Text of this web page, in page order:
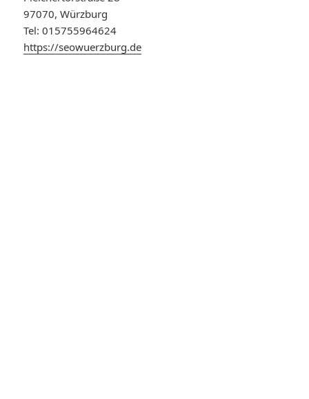
97070, Würzburg
Tel: 015755964624
https://seowuerzburg.de